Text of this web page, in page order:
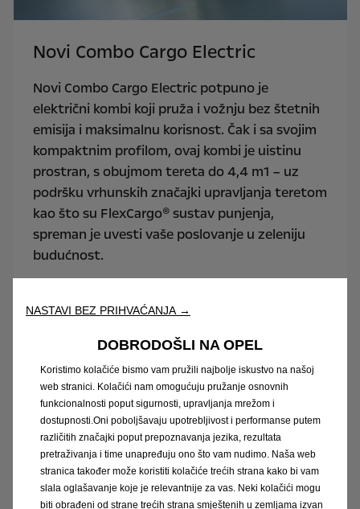
Novi Combo Cargo Electric
Novi Combo Cargo Electric potpuno je
električni kombi koji pruža i vožnju bez štetnih
emisija i maksimalnu korisnost. Čak i sa svojim
kompaktnim profilom, ovaj kombi je uistinu
prostran, s obujmom tereta do 4,4 m1 – uz
podršku vrhunskih značajki upravljanja teretom
kao što su FlexCargo® sustav punjenja,
spreman je uvesti vaše poslovanje u zeleniju
budućnost.
NASTAVI BEZ PRIHVAĆANJA →
DOBRODOŠLI NA OPEL
Koristimo kolačiće bismo vam pružili najbolje iskustvo na našoj
web stranici. Kolačići nam omogućuju pružanje osnovnih
funkcionalnosti poput sigurnosti, upravljanja mrežom i
dostupnosti.Oni poboljšavaju upotrebljivost i performanse putem
različitih značajki poput prepoznavanja jezika, rezultata
pretraživanja i time unapređuju ono što vam nudimo. Naša web
stranica također može koristiti kolačiće trećih strana kako bi vam
slala oglašavanje koje je relevantnije za vas. Neki kolačići mogu
biti obrađeni od strane trećih strana smještenih u zemljama izvan